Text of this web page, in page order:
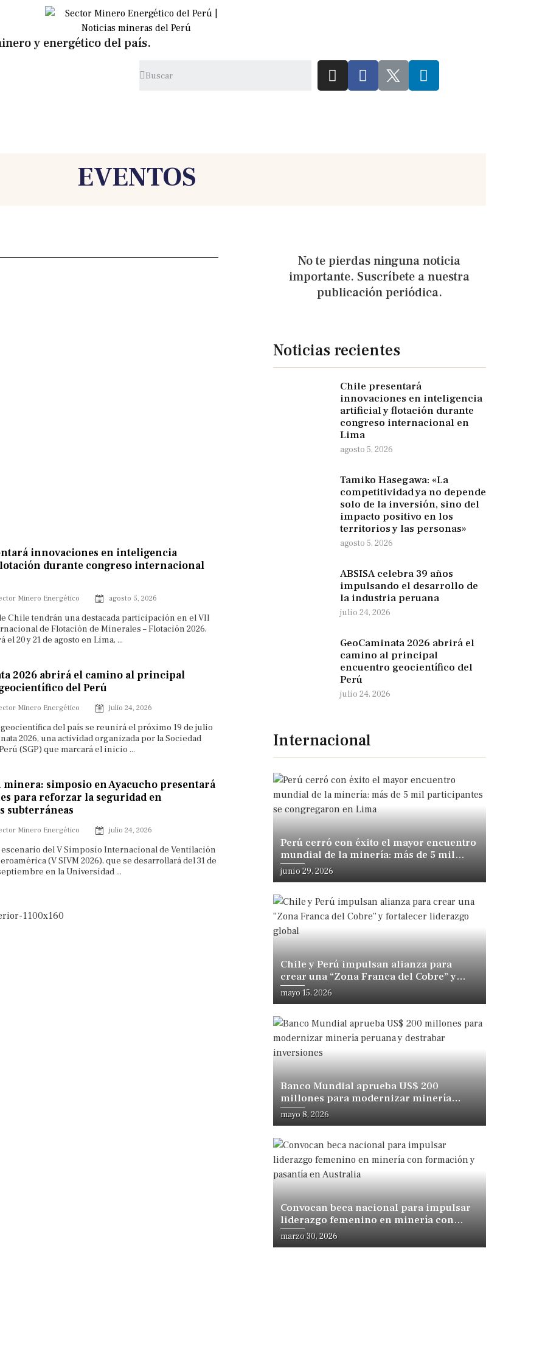
y energético del país.
EVENTOS
innovaciones en inteligencia
durante congreso internacional
Minero Energético agosto 5, 2026
Chile tendrán una destacada participación en el VII
de Flotación de Minerales – Flotación 2026,
el 20 y 21 de agosto en Lima, ...
2026 abrirá el camino al principal
del Perú
Minero Energético julio 24, 2026
del país se reunirá el próximo 19 de julio
2026, una actividad organizada por la Sociedad
(SGP) que marcará el inicio ...
simposio en Ayacucho presentará
para reforzar la seguridad en
subterráneas
Minero Energético julio 24, 2026
escenario del V Simposio Internacional de Ventilación
(V SIVM 2026), que se desarrollará del 31 de
en la Universidad ...
No te pierdas ninguna noticia
importante. Suscríbete a nuestra
publicación periódica.
Noticias recientes
Chile presentará
innovaciones en inteligencia
artificial y flotación durante
congreso internacional en
Lima
agosto 5, 2026
Tamiko Hasegawa: «La
competitividad ya no depende
solo de la inversión, sino del
impacto positivo en los
territorios y las personas»
agosto 5, 2026
ABSISA celebra 39 años
impulsando el desarrollo de
la industria peruana
julio 24, 2026
GeoCaminata 2026 abrirá el
camino al principal
encuentro geocientífico del
Perú
julio 24, 2026
Internacional
Perú cerró con éxito el mayor encuentro
mundial de la minería: más de 5 mil
participantes se congregaron en Lima
junio 29, 2026
Chile y Perú impulsan alianza para
crear una “Zona Franca del Cobre” y
fortalecer liderazgo global
mayo 15, 2026
Banco Mundial aprueba US$ 200
millones para modernizar minería
peruana y destrabar inversiones
mayo 8, 2026
Convocan beca nacional para impulsar
liderazgo femenino en minería con
formación y pasantía en Australia
marzo 30, 2026